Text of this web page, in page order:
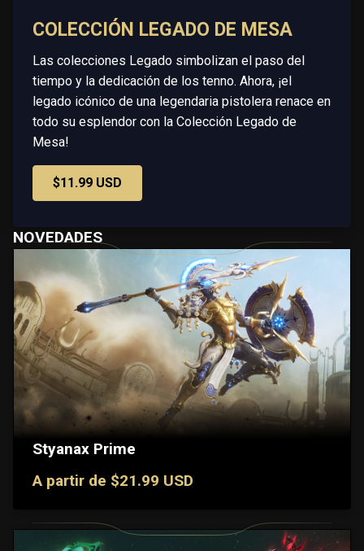
COLECCIÓN LEGADO DE MESA
Las colecciones Legado simbolizan el paso del
tiempo y la dedicación de los tenno. Ahora, ¡el
legado icónico de una legendaria pistolera renace en
todo su esplendor con la Colección Legado de
Mesa!
$11.99 USD
NOVEDADES
Styanax Prime
A partir de $21.99 USD